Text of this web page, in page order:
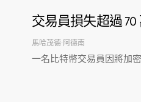
交易員損失超過
馬哈茂德·阿德南
一名比特幣交易員因將加